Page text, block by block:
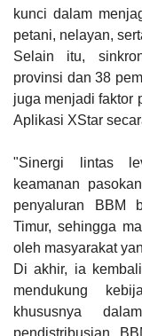
kunci dalam
petani, nelayan,
Selain itu,
provinsi dan 38
juga menjadi faktor
Aplikasi XStar
"Sinergi lintas
keamanan
penyaluran BBM
Timur, sehingga
oleh masyarakat
Di akhir, ia
mendukung
khususnya
pendistribusian